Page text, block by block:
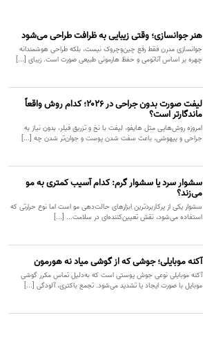
هنر جوانسازی؛ وقتی زیبایی به ظرافت طراحی می‌شود
جوانسازی مدرن فقط رفع چین‌وچروک نیست، بلکه طراحی هوشمندانه
چهره بر اساس آناتومی و حفظ هارمونی طبیعی صورت است. زیبای [...]
لیفت صورت بدون جراحی در ۲۰۲۶؛ کدام روش واقعاً
ماندگارتر است؟
امروزه روش‌هایی مثل هایفو، لیفت با نخ و تزریق فیلر، بدون نیاز به
جراحی و بیهوشی، باعث سفت شدن پوست و جوان‌تر شدن چه [...]
سشوار سرد یا سشوار گرم: کدام آسیب کمتری به مو
می‌زند؟
سشوار یکی از پرکاربردترین ابزارهای حالت‌دهی مو است اما نوع حرارتی که
استفاده می‌شود، نقش تعیین‌کننده‌ای در سلامت... [...]
آکنه موبایلی؛ جوشی که از گوشی میاد نه هورمون
آکنه موبایلی نوعی جوش پوستی است که به‌دلیل تماس مکرر گوشی
موبایل با صورت ایجاد یا تشدید می‌شود. تجمع باکتری، آلودگی [...]